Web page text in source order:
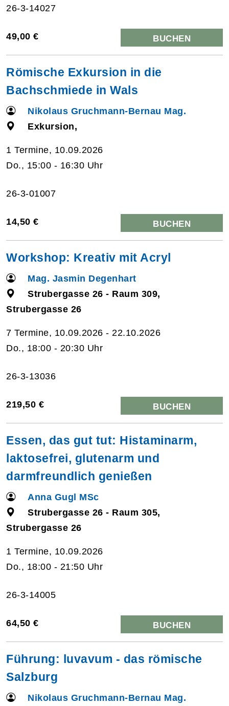
26-3-14027
49,00 € BUCHEN
Römische Exkursion in die
Bachschmiede in Wals
Nikolaus Gruchmann-Bernau Mag.
Exkursion,
1 Termine, 10.09.2026
Do., 15:00 - 16:30 Uhr
26-3-01007
14,50 € BUCHEN
Workshop: Kreativ mit Acryl
Mag. Jasmin Degenhart
Strubergasse 26 - Raum 309,
Strubergasse 26
7 Termine, 10.09.2026 - 22.10.2026
Do., 18:00 - 20:30 Uhr
26-3-13036
219,50 € BUCHEN
Essen, das gut tut: Histaminarm,
laktosefrei, glutenarm und
darmfreundlich genießen
Anna Gugl MSc
Strubergasse 26 - Raum 305,
Strubergasse 26
1 Termine, 10.09.2026
Do., 18:00 - 21:50 Uhr
26-3-14005
64,50 € BUCHEN
Führung: luvavum - das römische
Salzburg
Nikolaus Gruchmann-Bernau Mag.